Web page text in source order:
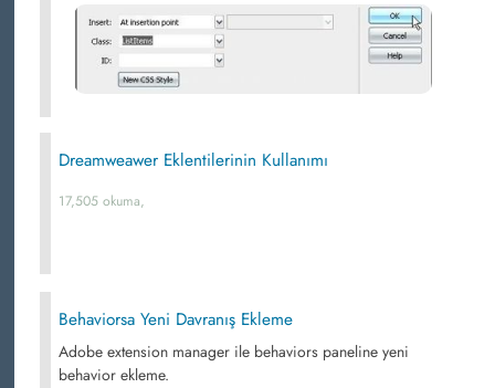
Dreamweawer Eklentilerinin Kullanımı
17,505 okuma,
Behaviorsa Yeni Davranış Ekleme
Adobe extension manager ile behaviors paneline yeni
behavior ekleme.